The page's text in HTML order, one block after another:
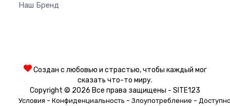
Наш Бренд
Создан с любовью и страстью, чтобы каждый мог
сказать что-то миру.
Copyright © 2026 Все права защищены - SITE123
Условия - Конфиденциальность - Злоупотребление -